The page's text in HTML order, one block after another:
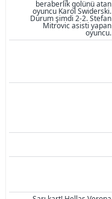
beraberlik golünü atan
oyuncu Karol Swiderski.
Durum şimdi 2-2. Stefan
Mitrovic asisti yapan
oyuncu.